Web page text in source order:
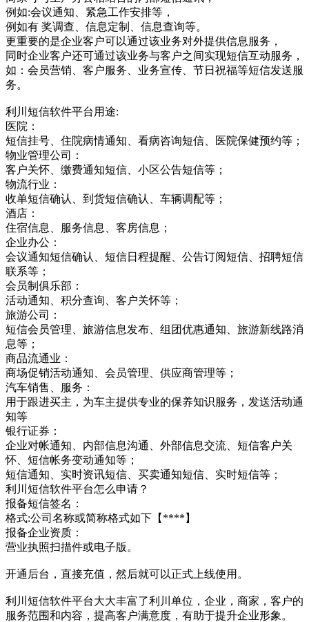
例如:会议通知、紧急工作安排等，
例如有 奖调查、信息定制、信息查询等。
更重要的是企业客户可以通过该业务对外提供信息服务，
同时企业客户还可通过该业务与客户之间实现短信互动服务，
如：会员营销、客户服务、业务宣传、节日祝福等短信发送服
务。
利川短信软件平台用途:
医院：
短信挂号、住院病情通知、看病咨询短信、医院保健预约等；
物业管理公司：
客户关怀、缴费通知短信、小区公告短信等；
物流行业：
收单短信确认、到货短信确认、车辆调配等；
酒店：
住宿信息、服务信息、客房信息；
企业办公：
会议通知短信确认、短信日程提醒、公告订阅短信、招聘短信
联系等；
会员制俱乐部：
活动通知、积分查询、客户关怀等；
旅游公司：
短信会员管理、旅游信息发布、组团优惠通知、旅游新线路消
息等；
商品流通业：
商场促销活动通知、会员管理、供应商管理等；
汽车销售、服务：
用于跟进买主，为车主提供专业的保养知识服务，发送活动通
知等
银行证券：
企业对帐通知、内部信息沟通、外部信息交流、短信客户关
怀、短信帐务变动通知等；
短信通知、实时资讯短信、买卖通知短信、实时短信等；
利川短信软件平台怎么申请？
报备短信签名：
格式:公司名称或简称格式如下【****】
报备企业资质：
营业执照扫描件或电子版。
开通后台，直接充值，然后就可以正式上线使用。
利川短信软件平台大大丰富了利川单位，企业，商家，客户的
服务范围和内容，提高客户满意度，有助于提升企业形象。